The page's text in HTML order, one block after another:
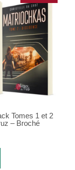
Tomes 1 et 2
– Broché